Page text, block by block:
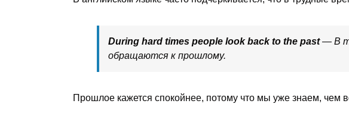
During hard times people look back to the past— В
обращаются к прошлому.
Прошлое кажется спокойнее, потому что мы уже знаем, чем